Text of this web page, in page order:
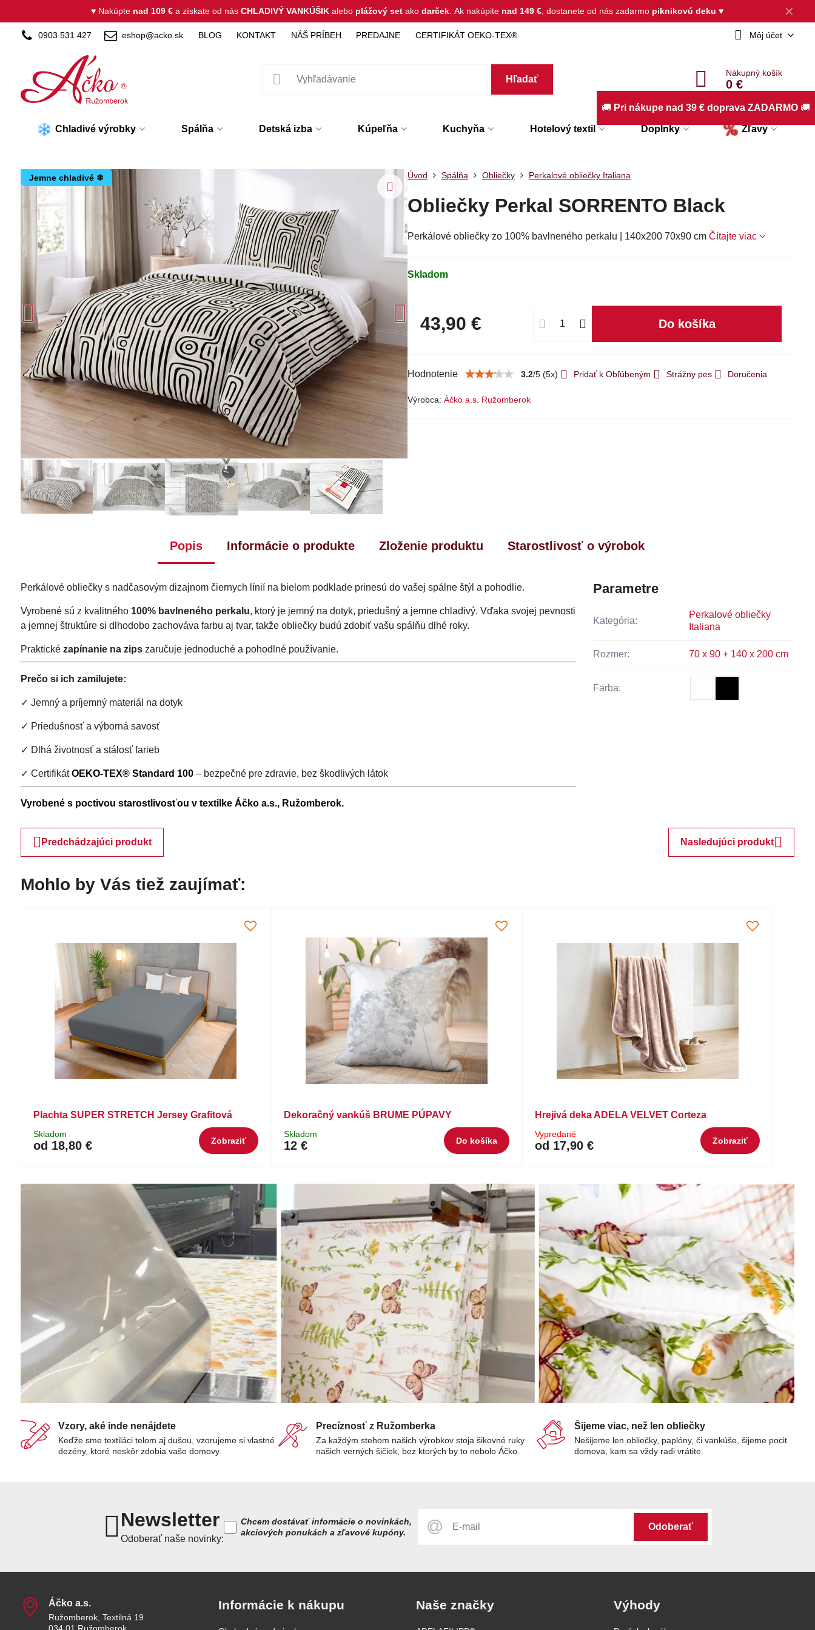
✕
♥ Nakúpte nad 109 € a získate od násCHLADIVÝ VANKÚŠIK alebo plážový set ako darček Ak nakúpite nad 149 € , dostanete od nás zadarmo piknikovú deku♥
0903 531 427 eshop@acko.sk BLOG KONTAKT NÁŠ PRÍBEH PREDAJNE CERTIFIKÁT OEKO-TEX® Môj účet
Hľadať
Nákupný košík
0 €
Chladivé výrobky Spálňa Detská izba Kúpeľňa Kuchyňa Hotelový textil Doplnky Zľavy
Jemne chladivé ❄ Úvod Spálňa Obliečky Perkalové obliečky Italiana
Obliečky Perkal SORRENTO Black
Perkálové obliečky zo 100% bavlneného perkalu | 140x200 70x90 cm Čítajte viac
Skladom
43,90 € Do košíka
Hodnotenie 3.2/5(5x) Pridať k Obľúbeným Strážny pes Doručenia
Výrobca: Áčko a.s. Ružomberok
🚚 Pri nákupe nad 39 € doprava ZADARMO 🚚
Popis Informácie o produkte Zloženie produktu Starostlivosť o výrobok
Perkálové obliečky s nadčasovým dizajnom čiernych línií na bielom podklade prinesú do vašej spálne štýl a pohodlie.
Vyrobené sú z kvalitného 100% bavlneného perkalu, ktorý je jemný na dotyk, priedušný a jemne chladivý. Vďaka svojej pevnosti
a jemnej štruktúre si dlhodobo zachováva farbu aj tvar, takže obliečky budú zdobiť vašu spálňu dlhé roky.
Praktické zapínanie na zipszaručuje jednoduché a pohodlné používanie.
Prečo si ich zamilujete:
✓ Jemný a príjemný materiál na dotyk
✓ Priedušnosť a výborná savosť
✓ Dlhá životnosť a stálosť farieb
✓ CertifikátOEKO-TEX® Standard 100– bezpečné pre zdravie, bez škodlivých látok
Vyrobené s poctivou starostlivosťou v textilke Áčko a.s., Ružomberok.
Parametre
Kategória:
Perkalové obliečky
Italiana
Rozmer: 70 x 90 + 140 x 200 cm
Farba:
Predchádzajúci produkt Nasledujúci produkt
Mohlo by Vás tiež zaujímať:
Plachta SUPER STRETCH Jersey Grafitová
Skladom
od 18,80 € Zobraziť
Dekoračný vankúš BRUME PÚPAVY
Skladom
12 € Do košíka
Hrejivá deka ADELA VELVET Corteza
Vypredané
od 17,90 € Zobraziť
Vzory, aké inde nenájdete
Keďže sme textiláci telom aj dušou, vzorujeme si vlastné
dezény, ktoré neskôr zdobia vaše domovy.
Precíznosť z Ružomberka
Za každým stehom našich výrobkov stoja šikovné ruky
našich verných šičiek, bez ktorých by to nebolo Áčko.
Šijeme viac, než len obliečky
Nešijeme len obliečky, paplóny, či vankúše, šijeme pocit
domova, kam sa vždy radi vrátite.
Newsletter
Odoberať naše novinky:
Odoberať
Chcem dostávať informácie o novinkách,
akciových ponukách a zľavové kupóny.
Áčko a​.s​.
Ružomberok, Textilná 19
Informácie k nákupu Naše značky Výhody